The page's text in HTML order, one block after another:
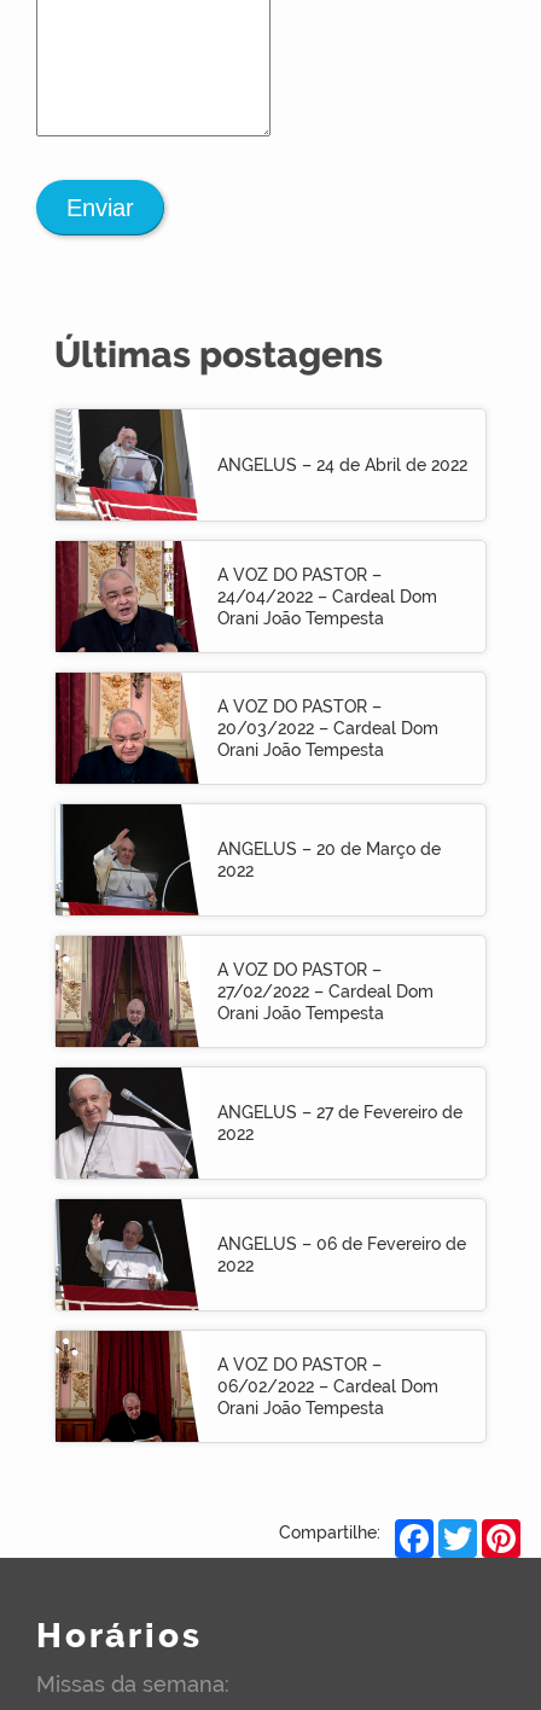
Enviar
Últimas postagens
ANGELUS – 24 de Abril de 2022
A VOZ DO PASTOR –
24/04/2022 – Cardeal Dom
Orani João Tempesta
A VOZ DO PASTOR –
20/03/2022 – Cardeal Dom
Orani João Tempesta
ANGELUS – 20 de Março de
2022
A VOZ DO PASTOR –
27/02/2022 – Cardeal Dom
Orani João Tempesta
ANGELUS – 27 de Fevereiro de
2022
ANGELUS – 06 de Fevereiro de
2022
A VOZ DO PASTOR –
06/02/2022 – Cardeal Dom
Orani João Tempesta
Compartilhe: Facebook
Twitter
Horários
Missas da semana: